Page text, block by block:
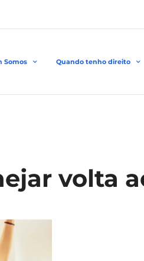
Somos Quando tenho direito
volta